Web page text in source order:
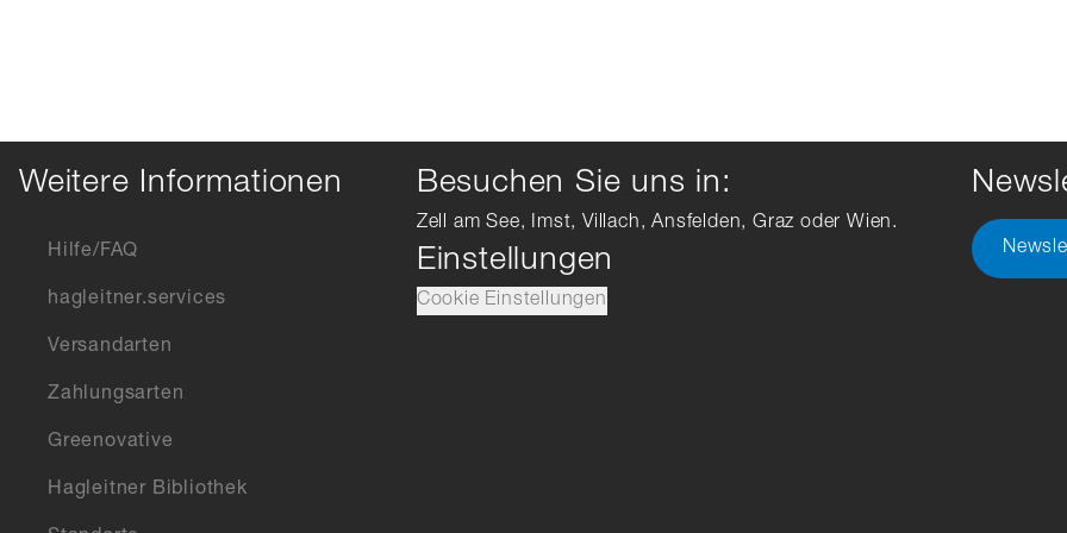
Weitere Informationen
Hilfe/FAQ
hagleitner.services
Versandarten
Zahlungsarten
Greenovative
Hagleitner Bibliothek
Besuchen Sie uns in:
Zell am See, Imst, Villach, Ansfelden, Graz oder Wien.
Einstellungen
Cookie Einstellungen